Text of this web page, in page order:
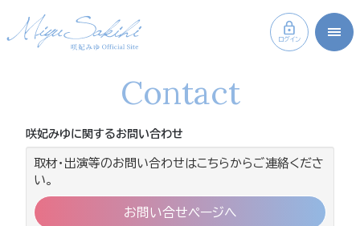
ログイン
Contact
咲妃みゆに関するお問い合わせ
取材・出演等のお問い合わせはこちらからご連絡くださ
い。
お問い合せページへ